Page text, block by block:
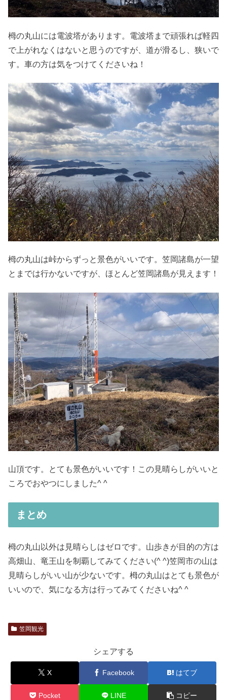
栂の丸山には電波塔があります。電波塔まで頑張れば軽四
で上がれなくはないと思うのですが、道が滑るし、狭いで
す。車の方は気をつけてくださいね！
栂の丸山は峠からずっと景色がいいです。笠岡諸島が一望
とまでは行かないですが、ほとんど笠岡諸島が見えます！
山頂です。とても景色がいいです！この見晴らしがいいと
ころでおやつにしました^ ^
まとめ
栂の丸山以外は見晴らしはゼロです。山歩きが目的の方は
高畑山、竜王山を制覇してみてください(^ ^)笠岡市の山は
見晴らしがいい山が少ないです。栂の丸山はとても景色が
いいので、気になる方は行ってみてくださいね^ ^
笠岡観光
シェアする
X Facebook はてブ
Pocket LINE コピー